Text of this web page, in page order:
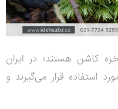
کاشن هستند؛ در ایران
استفاده قرار می‌گیرند و